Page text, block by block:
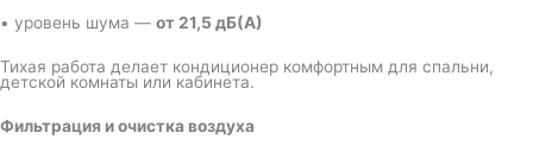
• уровень шума — от 21,5 дБ(А)
Тихая работа делает кондиционер комфортным для спальни,
детской комнаты или кабинета.
Фильтрация и очистка воздуха